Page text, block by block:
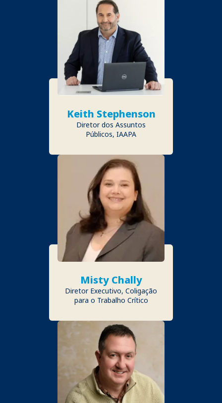
Keith Stephenson
Diretor dos Assuntos
Públicos, IAAPA
Misty Chally
Diretor Executivo, Coligação
para o Trabalho Crítico